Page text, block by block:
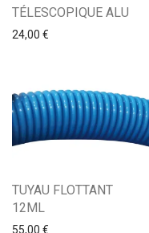
TÉLESCOPIQUE ALU
24,00 €
TUYAU FLOTTANT
12ML
55,00 €